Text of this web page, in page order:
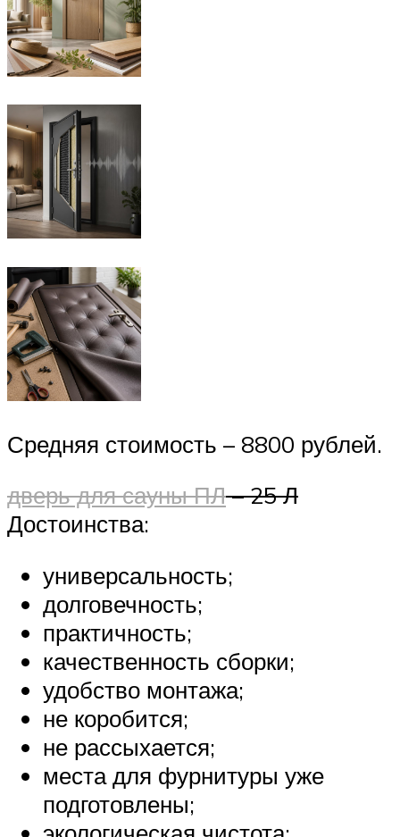
Средняя стоимость – 8800 рублей.
дверь для сауны ПЛ– 25 Л
Достоинства:
универсальность;
долговечность;
практичность;
качественность сборки;
удобство монтажа;
не коробится;
не рассыхается;
места для фурнитуры уже
подготовлены;